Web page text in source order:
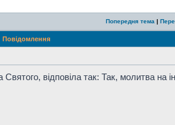
Попередня тема |
Повідомлення
відповіла так: Так, молитва на